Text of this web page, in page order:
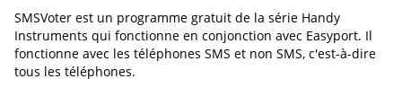
SMSVoter est un programme gratuit de la série Handy
Instruments qui fonctionne en conjonction avec Easyport. Il
fonctionne avec les téléphones SMS et non SMS, c'est-à-dire
tous les téléphones.